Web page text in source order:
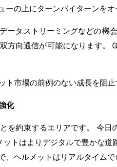
ーの上にターンバイターンを
ータストリーミングなどの
方向通信が可能になります
市場の前例のない成長を阻止
化
を約束するエリアです。 今
トはよりデジタルで豊かな
ヘルメットはリアルタイムで